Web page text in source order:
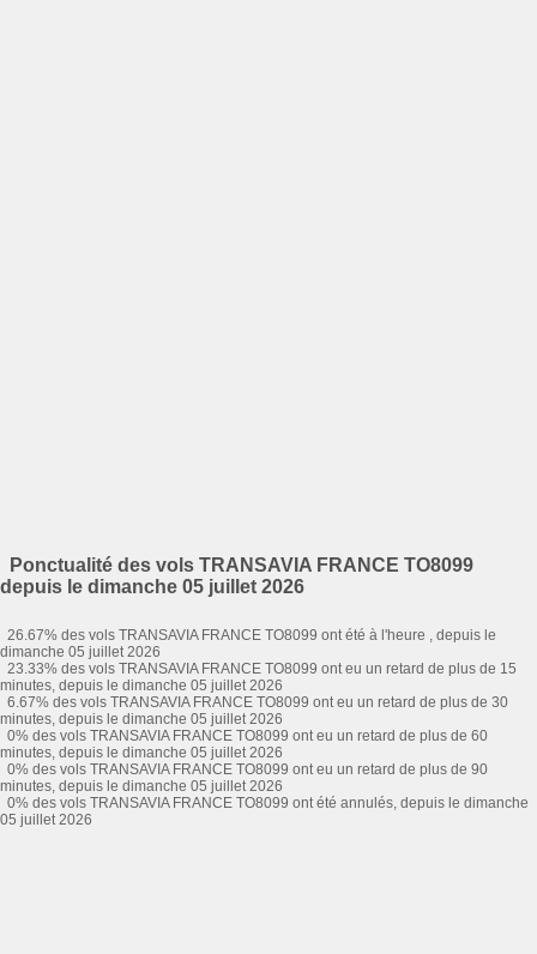
Ponctualité des vols TRANSAVIA FRANCE TO8099
depuis le dimanche 05 juillet 2026
26.67% des vols TRANSAVIA FRANCE TO8099 ont été à l'heure , depuis le
dimanche 05 juillet 2026
23.33% des vols TRANSAVIA FRANCE TO8099 ont eu un retard de plus de 15
minutes, depuis le dimanche 05 juillet 2026
6.67% des vols TRANSAVIA FRANCE TO8099 ont eu un retard de plus de 30
minutes, depuis le dimanche 05 juillet 2026
0% des vols TRANSAVIA FRANCE TO8099 ont eu un retard de plus de 60
minutes, depuis le dimanche 05 juillet 2026
0% des vols TRANSAVIA FRANCE TO8099 ont eu un retard de plus de 90
minutes, depuis le dimanche 05 juillet 2026
0% des vols TRANSAVIA FRANCE TO8099 ont été annulés, depuis le dimanche
05 juillet 2026